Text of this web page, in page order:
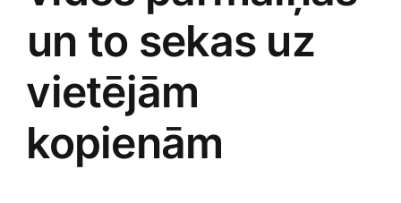
‍un to sekas uz
⁢vietējām
⁢kopienām